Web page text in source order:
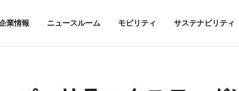
業情報 ニュースルーム モビリティ サステナビリティ